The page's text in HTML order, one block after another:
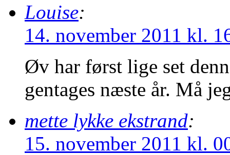
Louise:
14. november 2011 kl.
Øv har først lige set
gentages næste år. Må
mette lykke ekstrand:
15. november 2011 kl.